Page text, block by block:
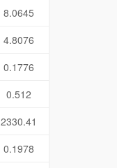
8.0645
4.8076
0.1776
0.512
2330.41
0.1978